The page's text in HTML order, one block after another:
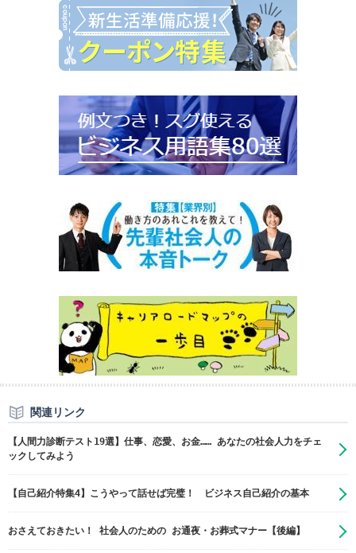
関連リンク
【人間力診断テスト19選】仕事、恋愛、お金…… あなたの社会人力をチェ
ックしてみよう
【自己紹介特集4】こうやって話せば完璧！ ビジネス自己紹介の基本
おさえておきたい！ 社会人のための お通夜・お葬式マナー【後編】